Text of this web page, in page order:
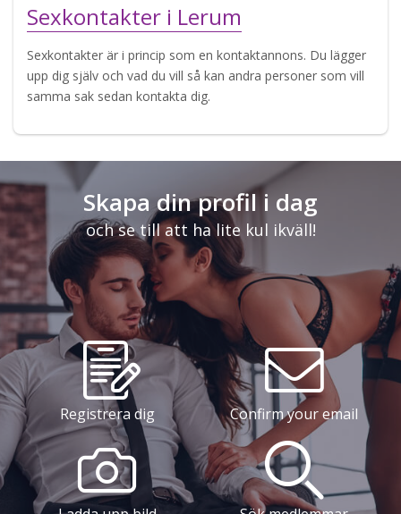
Sexkontakter i Lerum
Sexkontakter är i princip som en kontaktannons. Du lägger
upp dig själv och vad du vill så kan andra personer som vill
samma sak sedan kontakta dig.
Skapa din profil i dag
och se till att ha lite kul ikväll!
Registrera dig Confirm your email